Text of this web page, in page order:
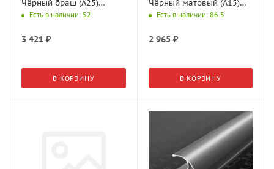
Чёрный браш (А25)
MODUS
Есть в наличии: 52
3 421 ₽
В КОРЗИНУ
Чёрный матовый (А15)
MODUS
Есть в наличии: 86.5
2 965₽
В КОРЗИНУ